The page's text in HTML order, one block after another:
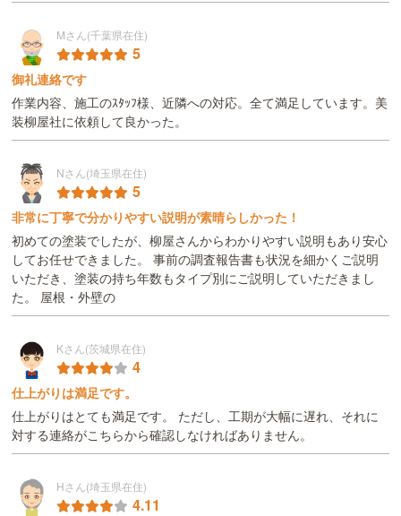
Mさん(千葉県在住)
5
御礼連絡です
作業内容、施工のｽﾀｯﾌ様、近隣への対応。全て満足しています。美
装柳屋社に依頼して良かった。
Nさん(埼玉県在住)
5
非常に丁寧で分かりやすい説明が素晴らしかった！
初めての塗装でしたが、柳屋さんからわかりやすい説明もあり安心
してお任せできました。 事前の調査報告書も状況を細かくご説明
いただき、塗装の持ち年数もタイプ別にご説明していただきまし
た。 屋根・外壁の
Kさん(茨城県在住)
4
仕上がりは満足です。
仕上がりはとても満足です。 ただし、工期が大幅に遅れ、それに
対する連絡がこちらから確認しなければありません。
Hさん(埼玉県在住)
4.11